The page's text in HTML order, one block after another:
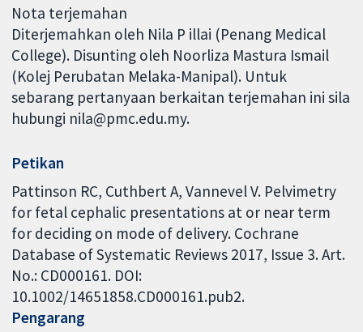
Nota terjemahan
Diterjemahkan oleh Nila P illai (Penang Medical
College). Disunting oleh Noorliza Mastura Ismail
(Kolej Perubatan Melaka-Manipal). Untuk
sebarang pertanyaan berkaitan terjemahan ini sila
hubungi nila@pmc.edu.my.
Petikan
Pattinson RC, Cuthbert A, Vannevel V. Pelvimetry
for fetal cephalic presentations at or near term
for deciding on mode of delivery. Cochrane
Database of Systematic Reviews 2017, Issue 3. Art.
No.: CD000161. DOI:
10.1002/14651858.CD000161.pub2.
Pengarang